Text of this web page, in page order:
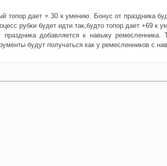
топор дает + 30 к умению. Бонус от праздника
рубки будет идти так,будто топор дает +69 к
добавляется к навыку ремесленника.
будут получаться как у ремесленников с